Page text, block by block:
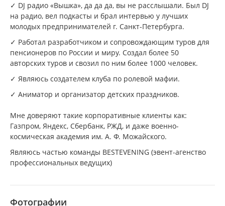
✓ DJ радио «Вышка», да да да, вы не расслышали. Был DJ
на радио, вел подкасты и брал интервью у лучших
молодых предпринимателей г. Санкт-Петербурга.
✓ Работал разработчиком и сопровождающим туров для
пенсионеров по России и миру. Создал более 50
авторских туров и свозил по ним более 1000 человек.
✓ Являюсь создателем клуба по ролевой мафии.
✓ Аниматор и организатор детских праздников.
Мне доверяют такие корпоративные клиенты как:
Газпром, Яндекс, Сбербанк, РЖД, и даже военно-
космическая академия им. А. Ф. Можайского.
Являюсь частью команды BESTEVENING (эвент-агенство
профессиональных ведущих)
Фотографии